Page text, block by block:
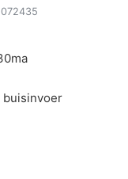
buisinvoer